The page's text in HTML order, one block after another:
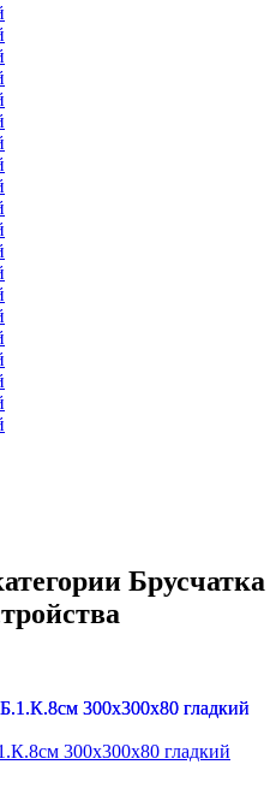
Брусчатка
300х300х80 гладкий